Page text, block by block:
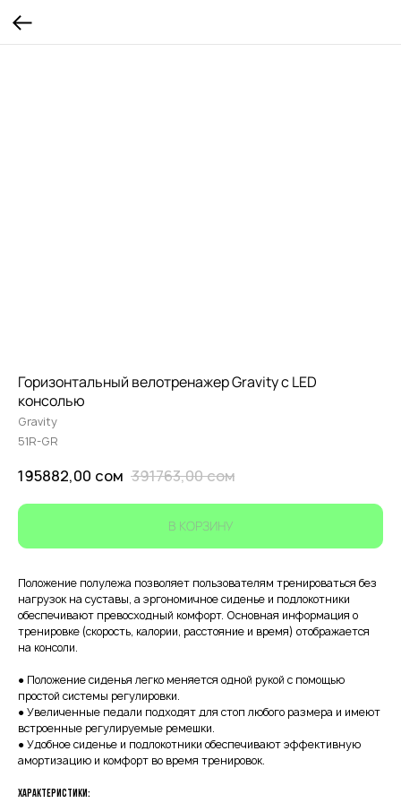
Горизонтальный велотренажер Gravity с LED
консолью
Gravity
51R-GR
195882,00 сом 391763,00сом
В КОРЗИНУ
Положение полулежа позволяет пользователям тренироваться без
нагрузок на суставы, а эргономичное сиденье и подлокотники
обеспечивают превосходный комфорт. Основная информация о
тренировке (скорость, калории, расстояние и время) отображается
на консоли.
● Положение сиденья легко меняется одной рукой с помощью
простой системы регулировки.
● Увеличенные педали подходят для стоп любого размера и имеют
встроенные регулируемые ремешки.
● Удобное сиденье и подлокотники обеспечивают эффективную
амортизацию и комфорт во время тренировок.
Характеристики: